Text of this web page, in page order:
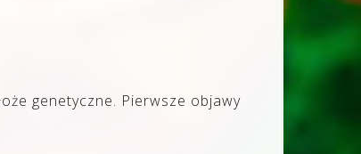
genetyczne. Pierwsze objawy